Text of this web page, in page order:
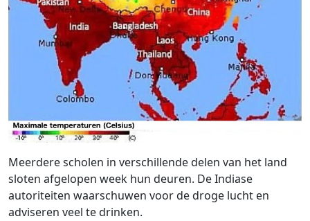
Meerdere scholen in verschillende delen van het land
sloten afgelopen week hun deuren. De Indiase
autoriteiten waarschuwen voor de droge lucht en
adviseren veel te drinken.